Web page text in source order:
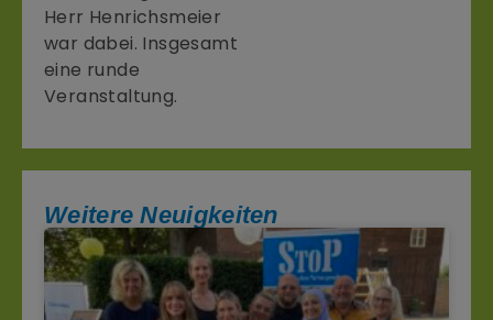
Herr Henrichsmeier
war dabei. Insgesamt
eine runde
Veranstaltung.
Weitere Neuigkeiten